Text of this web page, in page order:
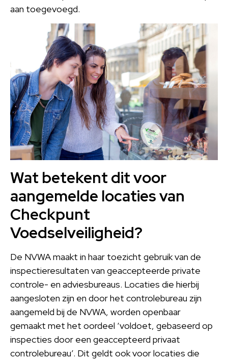
aan toegevoegd.
Wat betekent dit voor
aangemelde locaties van
Checkpunt
Voedselveiligheid?
De NVWA maakt in haar toezicht gebruik van de
inspectieresultaten van geaccepteerde private
controle- en adviesbureaus. Locaties die hierbij
aangesloten zijn en door het controlebureau zijn
aangemeld bij de NVWA, worden openbaar
gemaakt met het oordeel ‘voldoet, gebaseerd op
inspecties door een geaccepteerd privaat
controlebureau’. Dit geldt ook voor locaties die